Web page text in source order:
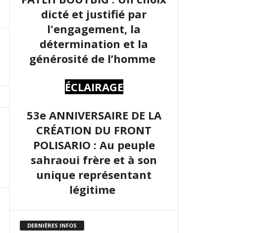
dicté et justifié par
l'engagement, la
détermination et la
générosité de l’homme
ÉCLAIRAGE
53e ANNIVERSAIRE DE LA
CRÉATION DU FRONT
POLISARIO : Au peuple
sahraoui frère et à son
unique représentant
légitime
DERNIÈRES INFOS